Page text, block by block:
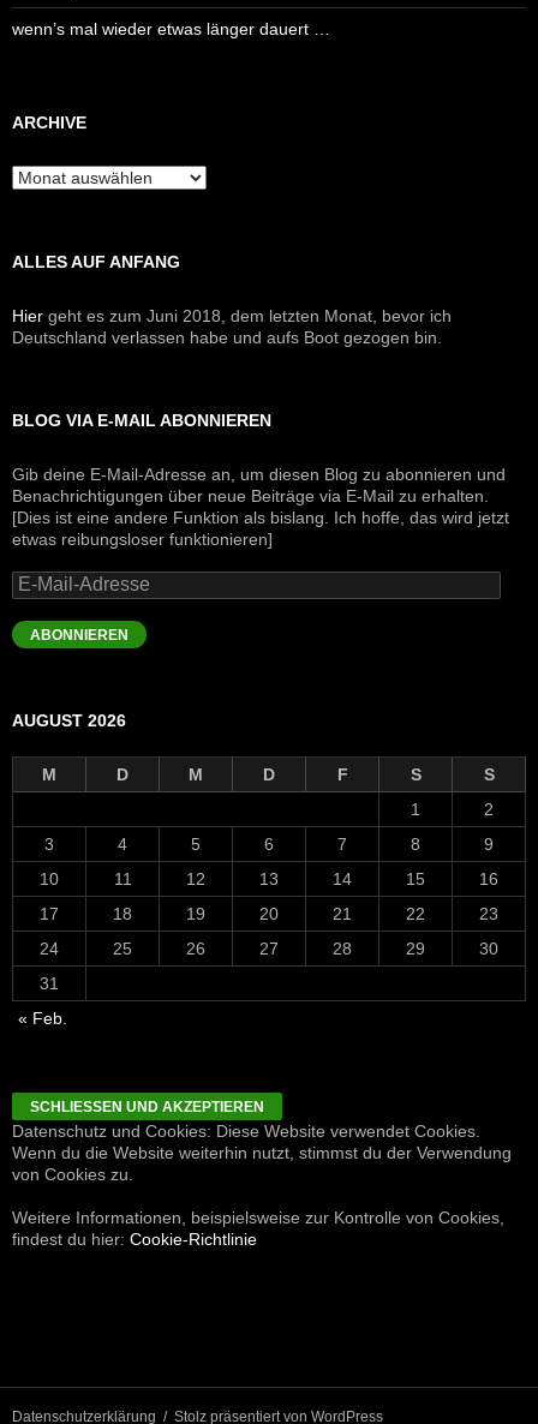
wenn’s mal wieder etwas länger dauert …
ARCHIVE
Archive
ALLES AUF ANFANG
Hier geht es zum Juni 2018, dem letzten Monat, bevor ich
Deutschland verlassen habe und aufs Boot gezogen bin.
BLOG VIA E-MAIL ABONNIEREN
Gib deine E-Mail-Adresse an, um diesen Blog zu abonnieren und
Benachrichtigungen über neue Beiträge via E-Mail zu erhalten.
[Dies ist eine andere Funktion als bislang. Ich hoffe, das wird jetzt
etwas reibungsloser funktionieren]
E-
Mail-
Adresse
ABONNIEREN
AUGUST 2026
M D M D F S
S
1
2
3
4 5 6 7 8
9
10
11 12 13 14 15
16
17
18 19 20 21 22
23
24
25 26 27 28 29
30
31
« Feb.
Datenschutz und Cookies: Diese Website verwendet Cookies.
Wenn du die Website weiterhin nutzt, stimmst du der Verwendung
von Cookies zu.
Weitere Informationen, beispielsweise zur Kontrolle von Cookies,
findest du hier: Cookie-Richtlinie
Datenschutzerklärung Stolz präsentiert von WordPress